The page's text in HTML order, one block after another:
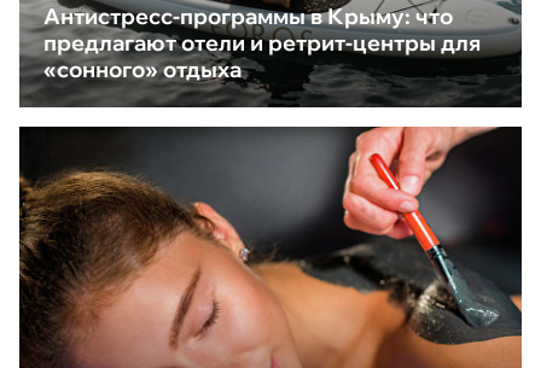
Антистресс-программы в Крыму: что
предлагают отели и ретрит-центры для
«сонного» отдыха